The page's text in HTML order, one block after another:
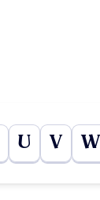
U V W